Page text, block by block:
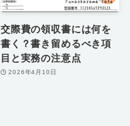
交際費の領収書には何を
書く？書き留めるべき項
目と実務の注意点
2026年4月10日